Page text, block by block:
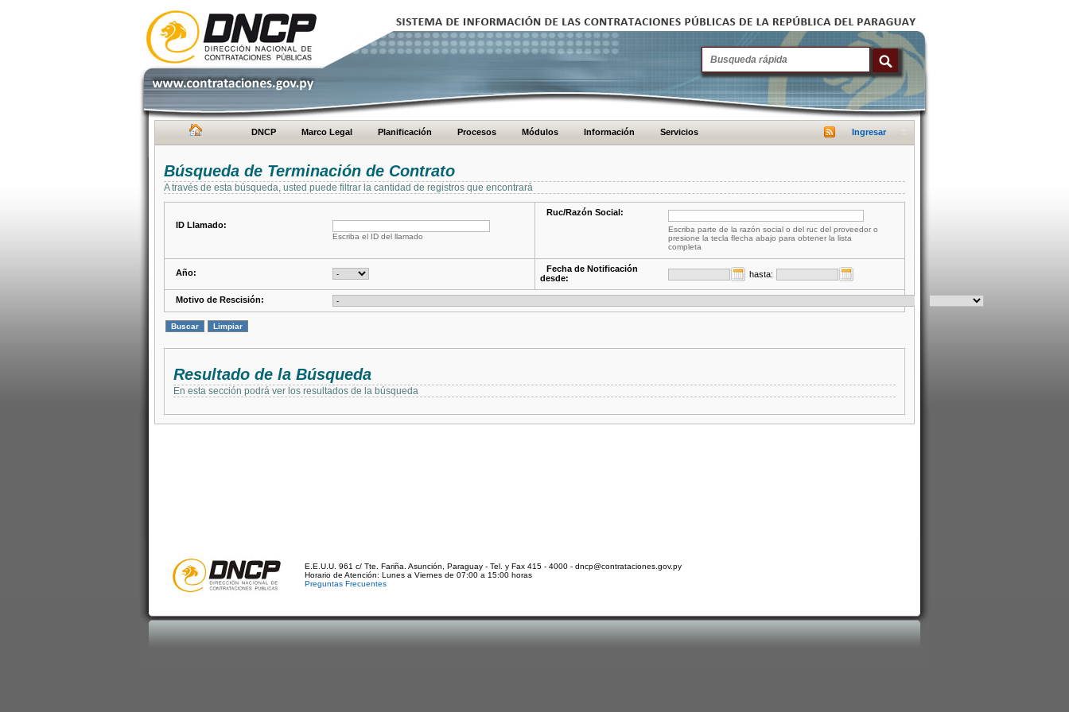
DNCP Marco Legal Planificación Procesos Módulos Información Servicios Ingresar
Búsqueda de Terminación de Contrato
A través de esta búsqueda, usted puede filtrar la cantidad de registros que encontrará
ID Llamado:
Escriba el ID del llamado
Ruc/Razón Social:
Escriba parte de la razón social o del ruc del proveedor o
presione la tecla flecha abajo para obtener la lista
completa
Año:
Fecha de Notificación
desde:
hasta:
Motivo de Rescisión:
Resultado de la Búsqueda
En esta sección podrá ver los resultados de la búsqueda
E.E.U.U. 961 c/ Tte. Fariña. Asunción, Paraguay - Tel. y Fax 415 - 4000 - dncp@contrataciones.gov.py
Horario de Atención: Lunes a Viernes de 07:00 a 15:00 horas
Preguntas Frecuentes